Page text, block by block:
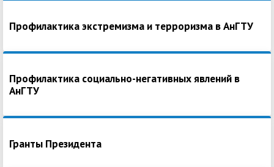
Профилактика экстремизма и терроризма в АнГТУ
Профилактика социально-негативных явлений в
АнГТУ
Гранты Президента